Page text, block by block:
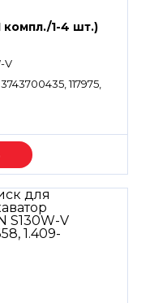
компл./1-4 шт.)
V
117975,